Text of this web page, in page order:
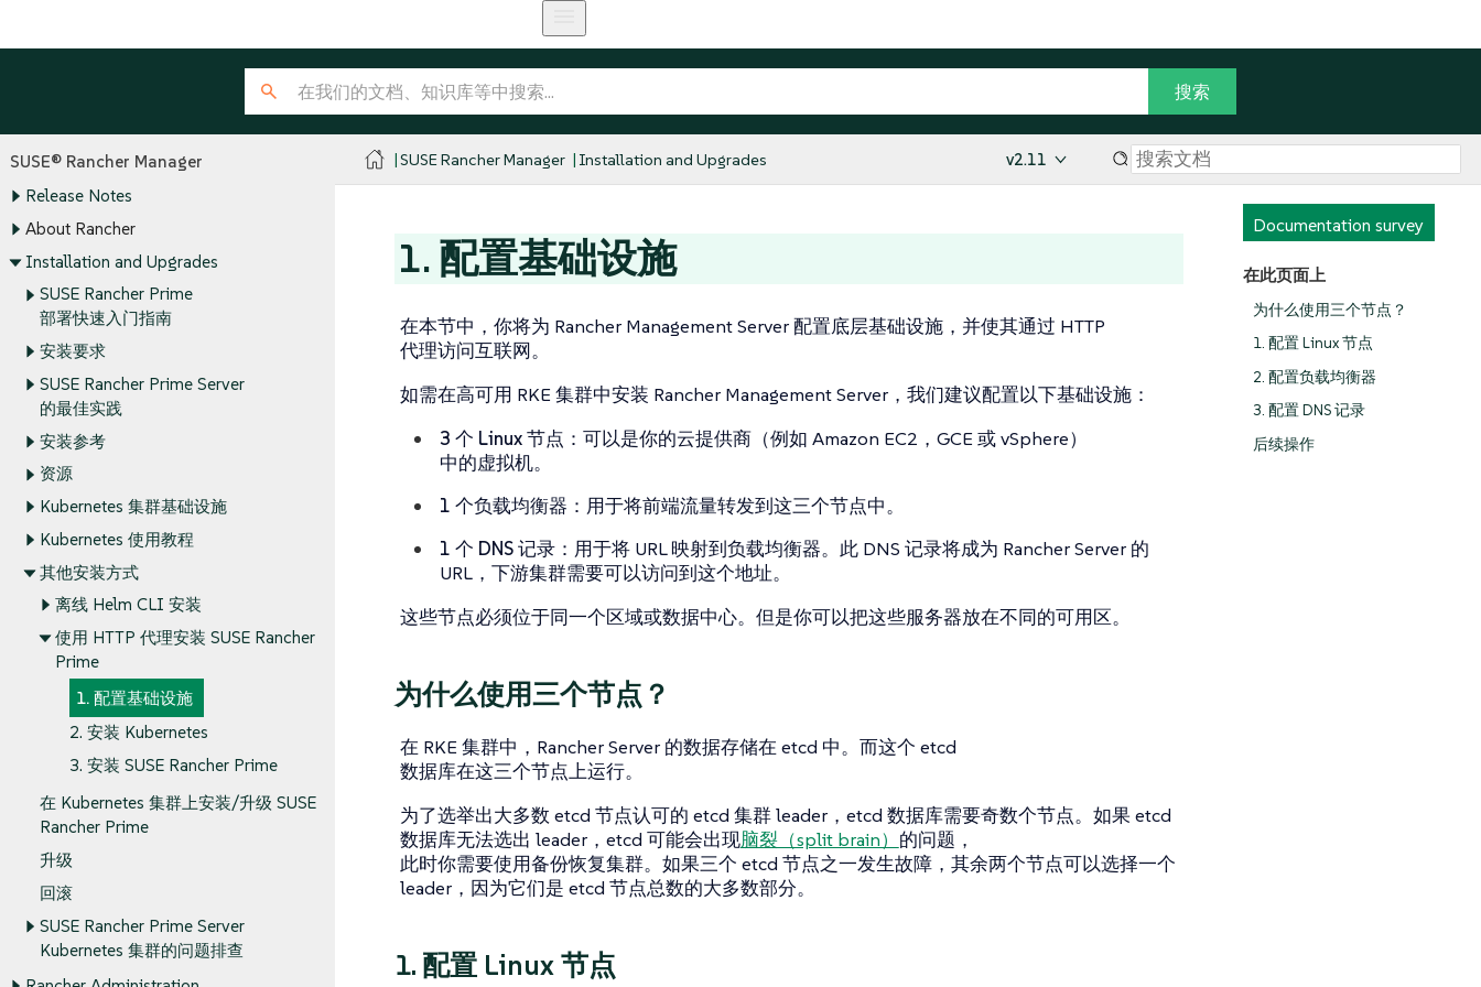
SUSE® Rancher Manager
Release Notes
About Rancher
Installation and Upgrades
SUSE Rancher Prime
部署快速入门指南
安装要求
SUSE Rancher Prime Server
的最佳实践
安装参考
资源
Kubernetes 集群基础设施
Kubernetes 使用教程
其他安装方式
离线 Helm CLI 安装
使用 HTTP 代理安装 SUSE Rancher
Prime
1. 配置基础设施
2. 安装 Kubernetes
3. 安装 SUSE Rancher Prime
在 Kubernetes 集群上安装/升级 SUSE
Rancher Prime
升级
回滚
SUSE Rancher Prime Server
Kubernetes 集群的问题排查
SUSE Rancher Manager Installation and Upgrades v2.11
Documentation survey
在此页面上
为什么使用三个节点？
1. 配置 Linux 节点
2. 配置负载均衡器
3. 配置 DNS 记录
后续操作
1. 配置基础设施
在本节中，你将为 Rancher Management Server 配置底层基础设施，并使其通过 HTTP
代理访问互联网。
如需在高可用 RKE 集群中安装 Rancher Management Server，我们建议配置以下基础设施：
3 个 Linux 节点 ：可以是你的云提供商（例如 Amazon EC2，GCE 或 vSphere）
中的虚拟机。
1 个负载均衡器 ：用于将前端流量转发到这三个节点中。
1 个 DNS 记录：用于将 URL 映射到负载均衡器。此 DNS 记录将成为 Rancher Server 的
URL，下游集群需要可以访问到这个地址。
这些节点必须位于同一个区域或数据中心。但是你可以把这些服务器放在不同的可用区。
为什么使用三个节点？
在 RKE 集群中，Rancher Server 的数据存储在 etcd 中。而这个 etcd
数据库在这三个节点上运行。
为了选举出大多数 etcd 节点认可的 etcd 集群 leader，etcd 数据库需要奇数个节点。如果 etcd
数据库无法选出 leader，etcd 可能会出现脑裂（split brain） 的问题，
此时你需要使用备份恢复集群。如果三个 etcd 节点之一发生故障，其余两个节点可以选择一个
leader，因为它们是 etcd 节点总数的大多数部分。
1. 配置 Linux 节点